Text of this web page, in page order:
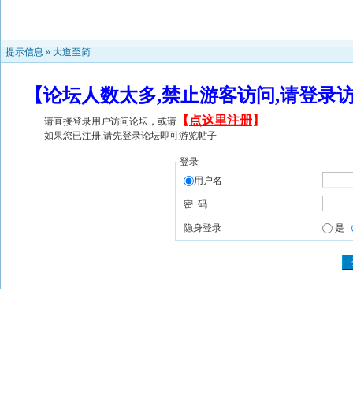
提示信息 » 大道至简
【论坛人数太多,禁止游客访问,请登
请直接登录用户访问论坛，或请 【 点这里注册】
如果您已注册,请先登录论坛即可游览帖子
登录
用户名
密 码
隐身登录 是